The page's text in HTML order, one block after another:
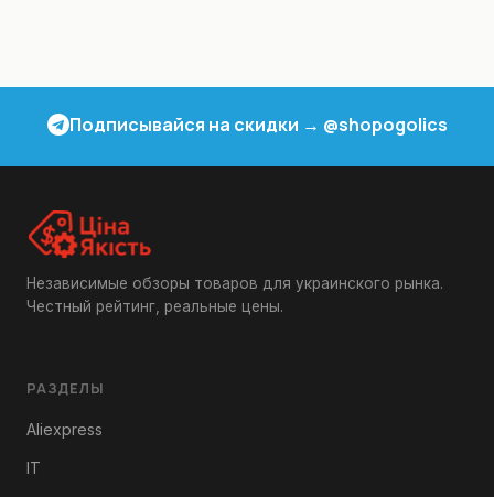
Подписывайся на скидки → @shopogolics
Независимые обзоры товаров для украинского рынка.
Честный рейтинг, реальные цены.
РАЗДЕЛЫ
Aliexpress
IT